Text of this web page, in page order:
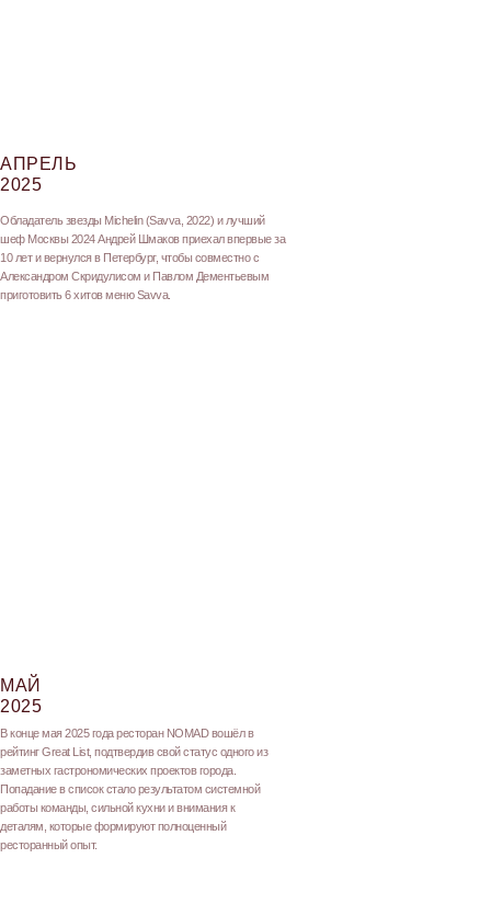
2025
АПРЕЛЬ
Обладатель звезды Michelin (Savva, 2022) и лучший
шеф Москвы 2024 Андрей Шмаков приехал впервые за
10 лет и вернулся в Петербург, чтобы совместно с
Александром Скридулисом и Павлом Дементьевым
приготовить 6 хитов меню Savva.
2025
МАЙ
В конце мая 2025 года ресторан NOMAD вошёл в
рейтинг Great List, подтвердив свой статус одного из
заметных гастрономических проектов города.
Попадание в список стало результатом системной
работы команды, сильной кухни и внимания к
деталям, которые формируют полноценный
ресторанный опыт.